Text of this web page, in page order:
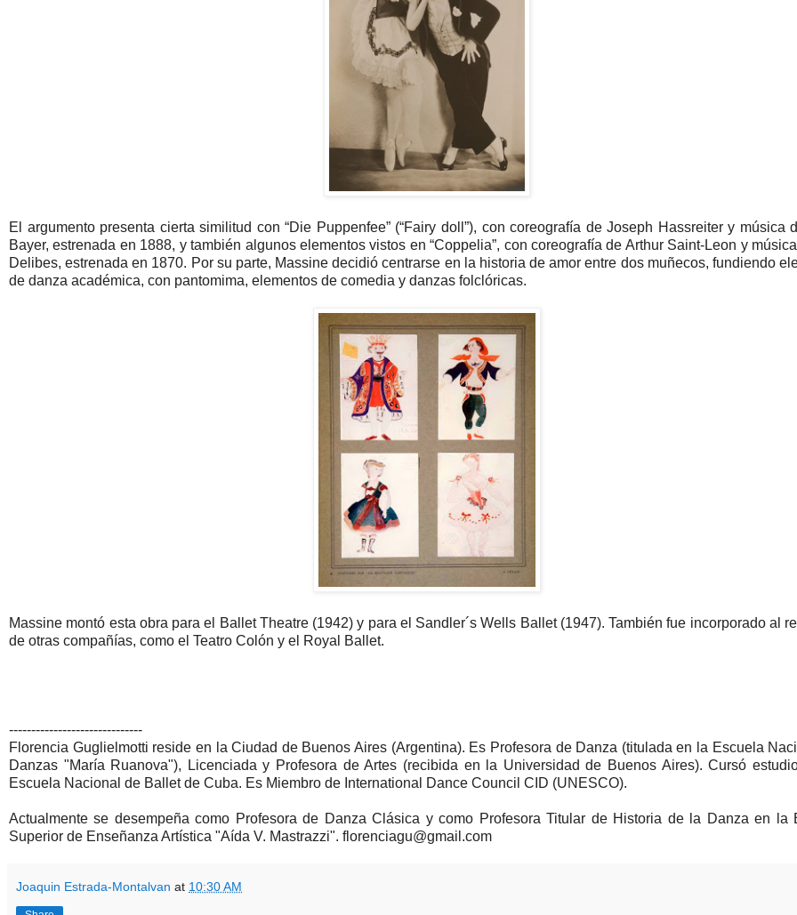
El argumento presenta cierta similitud con “Die Puppenfee” (“Fairy doll”), con coreografía de Joseph Hassreiter y música
Bayer, estrenada en 1888, y también algunos elementos vistos en “Coppelia”, con coreografía de Arthur Saint-Leon y
Delibes, estrenada en 1870. Por su parte, Massine decidió centrarse en la historia de amor entre dos muñecos, fundiendo
de danza académica, con pantomima, elementos de comedia y danzas folclóricas.
Massine montó esta obra para el Ballet Theatre (1942) y para el Sandler´s Wells Ballet (1947). También fue incorporado al
de otras compañías, como el Teatro Colón y el Royal Ballet.
------------------------------
Florencia Guglielmotti reside en la Ciudad de Buenos Aires (Argentina). Es Profesora de Danza (titulada en la Escuela
Danzas "María Ruanova"), Licenciada y Profesora de Artes (recibida en la Universidad de Buenos Aires). Cursó
Escuela Nacional de Ballet de Cuba. Es Miembro de International Dance Council CID (UNESCO).
Actualmente se desempeña como Profesora de Danza Clásica y como Profesora Titular de Historia de la Danza en la
Superior de Enseñanza Artística "Aída V. Mastrazzi". florenciagu@gmail.com
Joaquin Estrada-Montalvan at 10:30 AM